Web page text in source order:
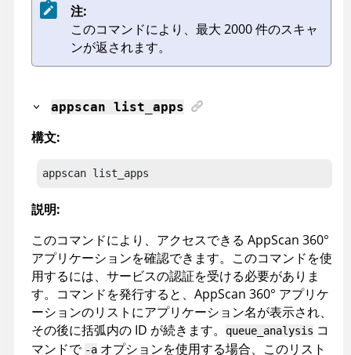
注:
このコマンドにより、最大 2000 件のスキャ
ンが返されます。
appscan list_apps
構文:
appscan list_apps
説明:
このコマンドにより、アクセスできる AppScan 360°
アプリケーションを確認できます。このコマンドを使
用するには、サービスの認証を受ける必要がありま
す。コマンドを発行すると、 AppScan 360° アプリケ
ーションのリストにアプリケーション名が表示され、
その後に括弧内の ID が続きます。
queue_analysis コ
マンドで -a オプションを使用する場合、このリスト